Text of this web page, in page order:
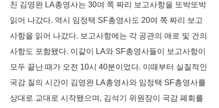
친 김영완 LA총영사는 30여 쪽 짜리 보고사항을 또박또박
읽어 나갔다. 역시 임정택 SF총영사도 20여 쪽 짜리 보고
사항을 읽어 나갔다. 보고사항에는 각 공관의 애로 및 건의
사항도 포함됐다. 이같이 LA와 SF총영사들이 보고사항이
모두 끝난 때가 오전 10시 40분이었다. 이때부터 실질적인
국감 질의 시간이 김영완 LA총영사와 임정택 SF총영사를
상대로 교대로 시작됐으며, 김석기 위원장이 국감 폐회를